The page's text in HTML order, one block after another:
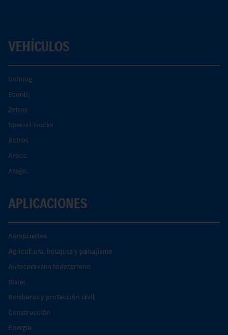
VEHÍCULOS
Unimog
Econic
Zetros
Special Trucks
Actros
Arocs.
Atego.
APLICACIONES
Aeropuertos
Agricultura, bosques y paisajismo
Autocaravana todoterreno
Bivial
Bomberos y protección civil
Construcción
Energía